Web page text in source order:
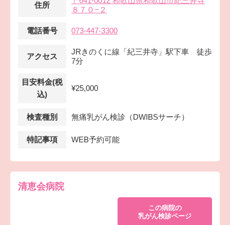
住所
８７０−２
電話番号 073-447-3300
アクセス
JRきのくに線「紀三井寺」駅下車 徒歩
7分
目安料金(税
込)
¥25,000
検査種別 無痛乳がん検診（DWIBSサーチ）
特記事項 WEB予約可能
清恵会病院
この病院の
乳がん検診ページ